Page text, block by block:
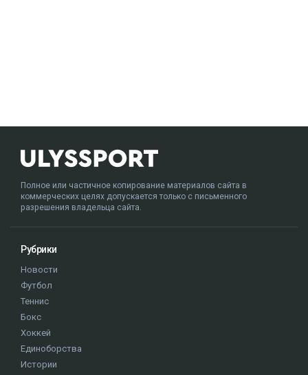
Полное или частичное копирование материалов сайта в
коммерческих целях допускается только с письменного
разрешения владельца сайта.
Рубрики
Новости
Футбол
Теннис
Бокс
Хоккей
Единоборства
Истории